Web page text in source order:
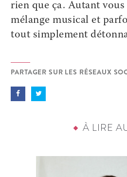
rien que ça. Autant vous
mélange musical et
tout simplement
PARTAGER SUR LES RÉSEAUX
À LIRE